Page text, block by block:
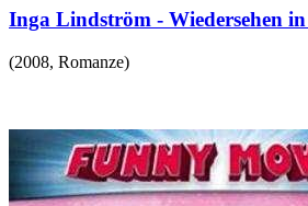
Inga Lindström - Wiedersehen
(2008, Romanze)